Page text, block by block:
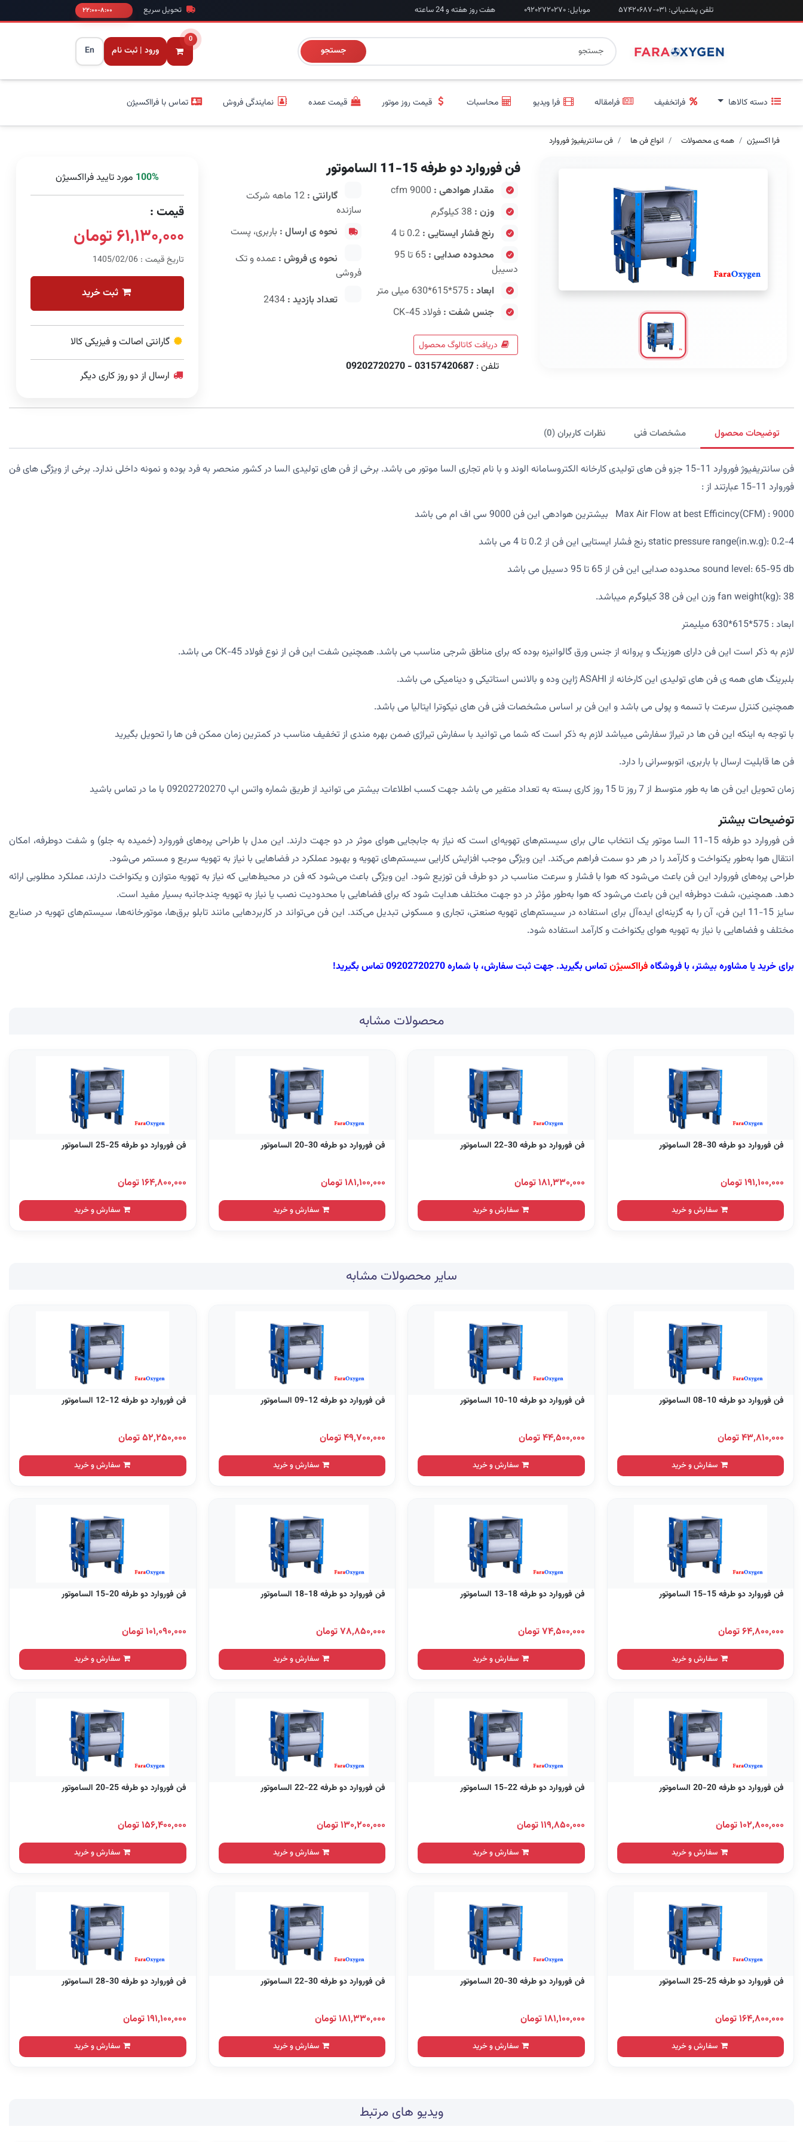
تلفن پشتیبانی: ۰۳۱-۵۷۴۲۰۶۸۷ موبایل: ۰۹۲۰۲۷۲۰۲۷۰ هفت روز هفته و 24 ساعته تحویل سریع
جستجو
0
ورود | ثبت نام En
دسته کالاها فراتخفیف فرامقاله فرا ویدیو محاسبات قیمت روز موتور قیمت عمده نمایندگی فروش تماس با فرااکسیژن
فرا اکسیژن همه ی محصولات انواع فن ها فن سانتریفیوژ فوروارد
فن فوروارد دو طرفه 15-11 الساموتور
مقدار هوادهی :
وزن :
رنج فشار ایستایی :
محدوده صدایی :
65 تا 95
دسیبل
ابعاد :
جنس شفت : فولاد CK-45
گارانتی :
12 ماهه شرکت
سازنده
نحوه ی ارسال : باربری، پست
نحوه ی فروش : عمده و تک
فروشی
تعداد بازدید :
دریافت کاتالوگ محصول
تلفن : 03157420687 - 09202720270
100% مورد تایید فرااکسیژن
قیمت :
۶۱,۱۳۰,۰۰۰ تومان
تاریخ قیمت : 1405/02/06
ثبت خرید
گارانتی اصالت و فیزیکی کالا
ارسال از دو روز کاری دیگر
توضیحات محصول مشخصات فنی نظرات کاربران (0)
فن سانتریفیوژ فوروارد 11-15 جزو فن های تولیدی کارخانه الکتروسامانه الوند و با نام تجاری السا موتور می باشد. برخی از فن های تولیدی السا در کشور منحصر به فرد بوده و نمونه داخلی ندارد. برخی از ویژگی های فن
فوروارد 11-15 عبارتند از :
Max Air Flow at best Efficincy(CFM) : 9000 بیشترین هوادهی این فن 9000 سی اف ام می باشد
static pressure range(in.w.g): 0.2-4 رنج فشار ایستایی این فن از 0.2 تا 4 می باشد
sound level: 65-95 db محدوده صدایی این فن از 65 تا 95 دسیبل می باشد
fan weight(kg): 38 وزن این فن 38 کیلوگرم میباشد.
ابعاد : 575*615*630 میلیمتر
لازم به ذکر است این فن دارای هوزینگ و پروانه از جنس ورق گالوانیزه بوده که برای مناطق شرجی مناسب می باشد. همچنین شفت این فن از نوع فولاد CK-45 می باشد.
بلبرینگ های همه ی فن های تولیدی این کارخانه از ASAHI ژاپن وده و بالانس استاتیکی و دینامیکی می باشد.
همچنین کنترل سرعت با تسمه و پولی می باشد و این فن بر اساس مشخصات فنی فن های نیکوترا ایتالیا می باشد.
با توجه به اینکه این فن ها در تیراژ سفارشی میباشد لازم به ذکر است که شما می توانید با سفارش تیراژی ضمن بهره مندی از تخفیف مناسب در کمترین زمان ممکن فن ها را تحویل بگیرید
فن ها قابلیت ارسال با باربری، اتوبوسرانی را دارد.
زمان تحویل این فن ها به طور متوسط از 7 روز تا 15 روز کاری بسته به تعداد متفیر می باشد جهت کسب اطلاعات بیشتر می توانید از طریق شماره واتس اپ 09202720270 با ما در تماس باشید
توضیحات بیشتر
فن فوروارد دو طرفه 15-11 السا موتور یک انتخاب عالی برای سیستم‌های تهویه‌ای است که نیاز به جابجایی هوای موثر در دو جهت دارند. این مدل با طراحی پره‌های فوروارد (خمیده به جلو) و شفت دوطرفه، امکان
انتقال هوا به‌طور یکنواخت و کارآمد را در هر دو سمت فراهم می‌کند. این ویژگی موجب افزایش کارایی سیستم‌های تهویه و بهبود عملکرد در فضاهایی با نیاز به تهویه سریع و مستمر می‌شود.
طراحی پره‌های فوروارد این فن باعث می‌شود که هوا با فشار و سرعت مناسب در دو طرف فن توزیع شود. این ویژگی باعث می‌شود که فن در محیط‌هایی که نیاز به تهویه متوازن و یکنواخت دارند، عملکرد مطلوبی ارائه
دهد. همچنین، شفت دوطرفه این فن باعث می‌شود که هوا به‌طور مؤثر در دو جهت مختلف هدایت شود که برای فضاهایی با محدودیت نصب یا نیاز به تهویه چندجانبه بسیار مفید است.
سایز 15-11 این فن، آن را به گزینه‌ای ایده‌آل برای استفاده در سیستم‌های تهویه صنعتی، تجاری و مسکونی تبدیل می‌کند. این فن می‌تواند در کاربردهایی مانند تابلو برق‌ها، موتورخانه‌ها، سیستم‌های تهویه در صنایع
مختلف و فضاهایی با نیاز به تهویه هوای یکنواخت و کارآمد استفاده شود.
برای خرید یا مشاوره بیشتر، با فروشگاهفرااکسیژنتماس بگیرید. جهت ثبت سفارش، با شماره 09202720270 تماس بگیرید!
محصولات مشابه
فن فوروارد دو طرفه 30-28 الساموتور
۱۹۱,۱۰۰,۰۰۰ تومان
سفارش و خرید
فن فوروارد دو طرفه 30-22 الساموتور
۱۸۱,۳۳۰,۰۰۰ تومان
سفارش و خرید
فن فوروارد دو طرفه 30-20 الساموتور
۱۸۱,۱۰۰,۰۰۰ تومان
سفارش و خرید
فن فوروارد دو طرفه 25-25 الساموتور
۱۶۴,۸۰۰,۰۰۰ تومان
سفارش و خرید
سایر محصولات مشابه
فن فوروارد دو طرفه 10-08 الساموتور
۴۳,۸۱۰,۰۰۰ تومان
سفارش و خرید
فن فوروارد دو طرفه 10-10 الساموتور
۴۴,۵۰۰,۰۰۰ تومان
سفارش و خرید
فن فوروارد دو طرفه 12-09 الساموتور
۴۹,۷۰۰,۰۰۰ تومان
سفارش و خرید
فن فوروارد دو طرفه 12-12 الساموتور
۵۲,۲۵۰,۰۰۰ تومان
سفارش و خرید
فن فوروارد دو طرفه 15-15 الساموتور
۶۴,۸۰۰,۰۰۰ تومان
سفارش و خرید
فن فوروارد دو طرفه 18-13 الساموتور
۷۴,۵۰۰,۰۰۰ تومان
سفارش و خرید
فن فوروارد دو طرفه 18-18 الساموتور
۷۸,۸۵۰,۰۰۰ تومان
سفارش و خرید
فن فوروارد دو طرفه 20-15 الساموتور
۱۰۱,۰۹۰,۰۰۰ تومان
سفارش و خرید
فن فوروارد دو طرفه 20-20 الساموتور
۱۰۲,۸۰۰,۰۰۰ تومان
سفارش و خرید
فن فوروارد دو طرفه 22-15 الساموتور
۱۱۹,۸۵۰,۰۰۰ تومان
سفارش و خرید
فن فوروارد دو طرفه 22-22 الساموتور
۱۳۰,۲۰۰,۰۰۰ تومان
سفارش و خرید
فن فوروارد دو طرفه 25-20 الساموتور
۱۵۶,۴۰۰,۰۰۰ تومان
سفارش و خرید
فن فوروارد دو طرفه 25-25 الساموتور
۱۶۴,۸۰۰,۰۰۰ تومان
سفارش و خرید
فن فوروارد دو طرفه 30-20 الساموتور
۱۸۱,۱۰۰,۰۰۰ تومان
سفارش و خرید
فن فوروارد دو طرفه 30-22 الساموتور
۱۸۱,۳۳۰,۰۰۰ تومان
سفارش و خرید
فن فوروارد دو طرفه 30-28 الساموتور
۱۹۱,۱۰۰,۰۰۰ تومان
سفارش و خرید
ویدیو های مرتبط